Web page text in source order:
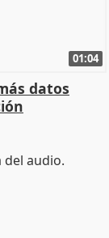
01:04
datos